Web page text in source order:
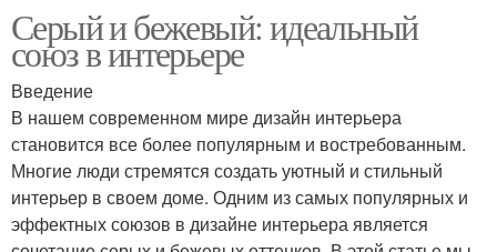
Серый и бежевый: идеальный
союз в интерьере
Введение
В нашем современном мире дизайн интерьера
становится все более популярным и востребованным.
Многие люди стремятся создать уютный и стильный
интерьер в своем доме. Одним из самых популярных и
эффектных союзов в дизайне интерьера является